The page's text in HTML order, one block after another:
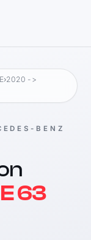
E›2020 ->
BENZ
63